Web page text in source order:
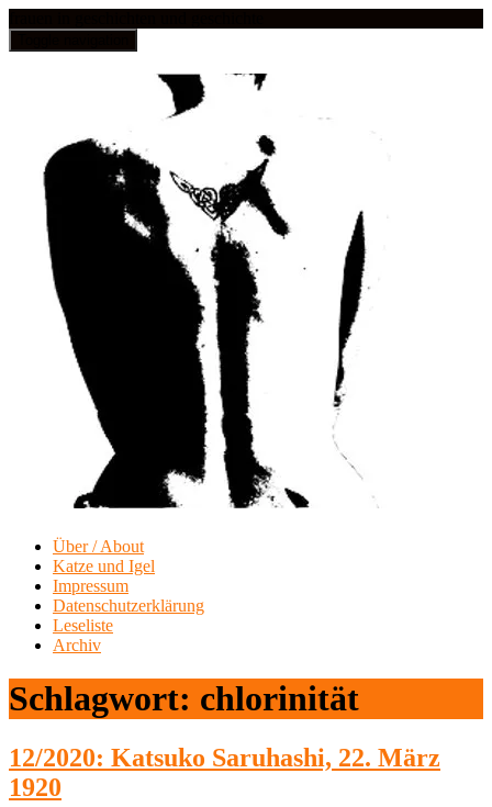
Über / About
Katze und Igel
Impressum
Datenschutzerklärung
Leseliste
Archiv
Schlagwort: chlorinität
12/2020: Katsuko Saruhashi, 22. März
1920